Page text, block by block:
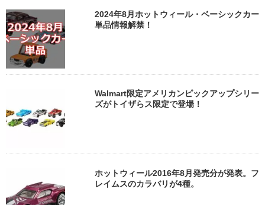
2024年8月ホットウィール・ベーシックカー
単品情報解禁！
Walmart限定アメリカンピックアップシリー
ズがトイザらス限定で登場！
ホットウィール2016年8月発売分が発表。フ
レイムスのカラバリが4種。